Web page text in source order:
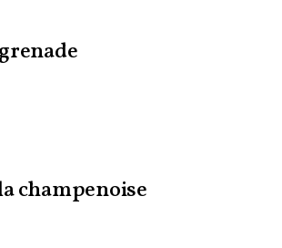
champenoise